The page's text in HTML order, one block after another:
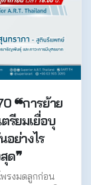
❝การย้าย
รียมเยื่อบุ
ย่างไร
ด❞
รงมดลูกก่อน